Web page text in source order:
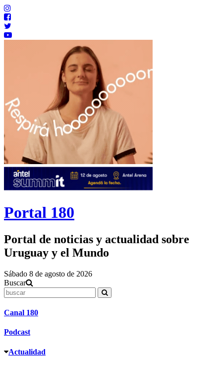
Portal 180
Portal de noticias y actualidad sobre
Uruguay y el Mundo
Sábado 8 de agosto de 2026
Buscar
Canal 180
Podcast
Actualidad